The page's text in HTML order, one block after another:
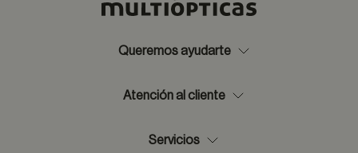
Queremos ayudarte
Atención al cliente
Servicios